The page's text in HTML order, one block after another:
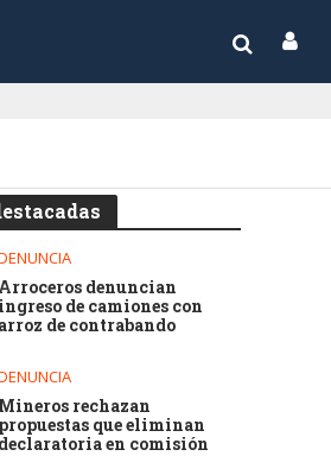
Arroceros denuncian
ingreso de camiones con
arroz de contrabando
Mineros rechazan
propuestas que eliminan
declaratoria en comisión